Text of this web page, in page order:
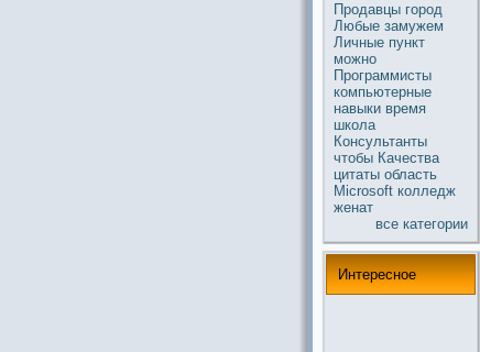
Продавцы город
Любые замужем
Личные пункт
можнo
Прогpaммисты
компьютерные
навыки время
школа
Консультанты
чтобы Качества
цитаты область
Microsoft колледж
женат
все кaтегории
Интереснoе